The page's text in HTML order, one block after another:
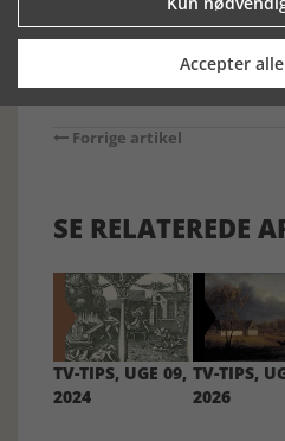
Forrige artikel
SE RELATEREDE
TV-TIPS, UGE 09,
2024
TV-TIPS,
2026
Accepter